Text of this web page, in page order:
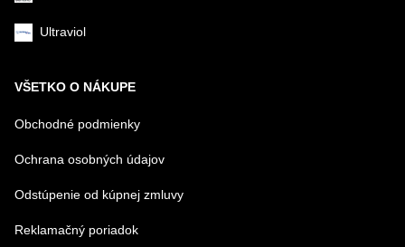
Ultraviol
VŠETKO O NÁKUPE
Obchodné podmienky
Ochrana osobných údajov
Odstúpenie od kúpnej zmluvy
Reklamačný poriadok